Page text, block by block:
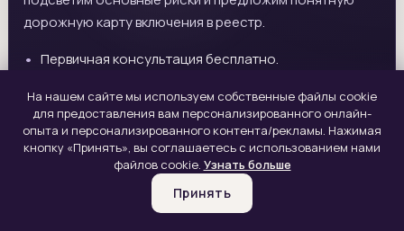
дорожную карту включения в реестр.
Первичная консультация бесплатно.
Аудит документов и технологического стека.
Полное сопровождение до записи в реестре.
Подготовка с учётом новых требований 2026 года.
INFO@ASAPDOCS.RU
На нашем сайте мы используем собственные файлы cookie
для предоставления вам персонализированного онлайн-
опыта и персонализированного контента/рекламы. Нажимая
кнопку «Принять», вы соглашаетесь с использованием нами
файлов cookie. Узнать больше
Принять